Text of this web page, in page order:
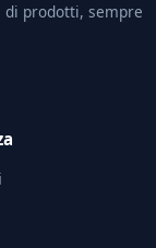
prodotti, sempre